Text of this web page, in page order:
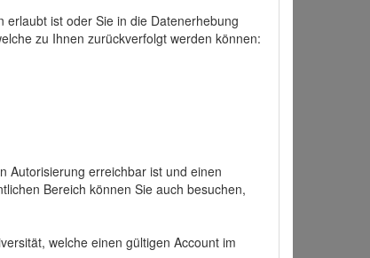
ist oder Sie in die Datenerhebung
zu Ihnen zurückverfolgt werden können:
Autorisierung erreichbar ist und einen
Bereich können Sie auch besuchen,
welche einen gültigen Account im